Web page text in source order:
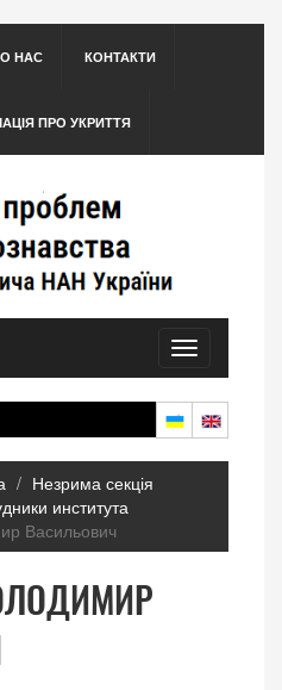
НАС КОНТАКТИ
ПРО УКРИТТЯ
Toggle
navigation
Незрима секція
института
Васильович